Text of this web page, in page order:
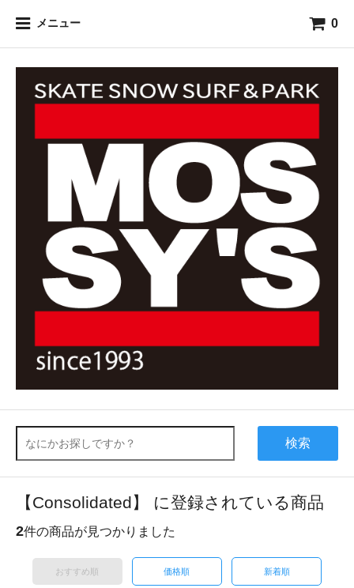
メニュー 0
検索
【Consolidated】 に登録されている商品
2件の商品が見つかりました
おすすめ順 価格順 新着順